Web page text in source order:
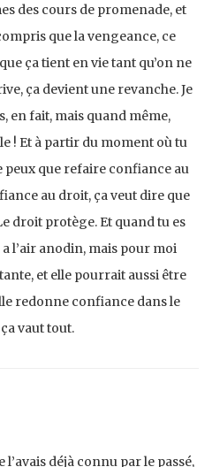
des cours de promenade, et
que la vengeance, ce
ça tient en vie tant qu’on ne
ça devient une revanche. Je
en fait, mais quand même,
! Et à partir du moment où tu
peux que refaire confiance au
au droit, ça veut dire que
droit protège. Et quand tu es
l’air anodin, mais pour moi
et elle pourrait aussi être
redonne confiance dans le
vaut tout.
déjà connu par le passé,